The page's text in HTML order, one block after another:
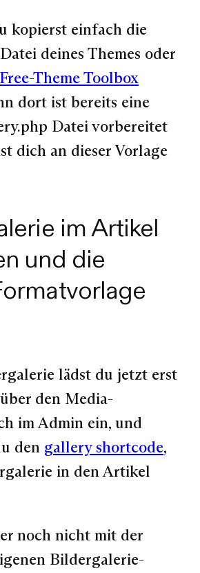
kopierst einfach die
deines Themes oder
Free-Theme Toolbox
dort ist bereits eine
Datei vorbereitet
dich an dieser Vorlage
im Artikel
und die
lädst du jetzt erst
den Media-
im Admin ein, und
den gallery shortcode,
in den Artikel
noch nicht mit der
Bildergalerie-